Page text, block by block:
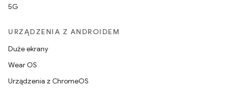
5G
URZĄDZENIA Z ANDROIDEM
Duże ekrany
Wear OS
Urządzenia z ChromeOS